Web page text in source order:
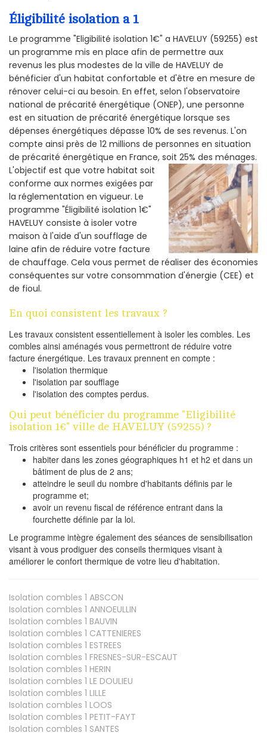
Éligibilité isolation a 1
Le programme "Eligibilité isolation 1€" a HAVELUY (59255) est
un programme mis en place afin de permettre aux
revenus les plus modestes de la ville de HAVELUY de
bénéficier d'un habitat confortable et d'être en mesure de
rénover celui-ci au besoin. En effet, selon l'observatoire
national de précarité énergétique (ONEP), une personne
est en situation de précarité énergétique lorsque ses
dépenses énergétiques dépasse 10% de ses revenus. L'on
compte ainsi près de 12 millions de personnes en situation
de précarité énergétique en France, soit 25% des ménages.
L'objectif est que votre habitat soit
conforme aux normes exigées par
la réglementation en vigueur. Le
programme "Éligibilité isolation 1€"
HAVELUY consiste à isoler votre
maison à l'aide d'un soufflage de
laine afin de réduire votre facture
de chauffage. Cela vous permet de réaliser des économies
conséquentes sur votre consommation d'énergie (CEE) et
de fioul.
En quoi consistent les travaux ?
Les travaux consistent essentiellement à isoler les combles. Les
combles ainsi aménagés vous permettront de réduire votre
facture énergétique. Les travaux prennent en compte :
l'isolation thermique
l'isolation par soufflage
l'isolation des comptes perdus.
Qui peut bénéficier du programme "Eligibilité
isolation 1€" ville de HAVELUY (59255) ?
Trois critères sont essentiels pour bénéficier du programme :
habiter dans les zones géographiques h1 et h2 et dans un
bâtiment de plus de 2 ans;
atteindre le seuil du nombre d'habitants définis par le
programme et;
avoir un revenu fiscal de référence entrant dans la
fourchette définie par la loi.
Le programme intègre également des séances de sensibilisation
visant à vous prodiguer des conseils thermiques visant à
améliorer le confort thermique de votre lieu d'habitation.
Isolation combles 1 ABSCON
Isolation combles 1 ANNOEULLIN
Isolation combles 1 BAUVIN
Isolation combles 1 CATTENIERES
Isolation combles 1 ESTREES
Isolation combles 1 FRESNES-SUR-ESCAUT
Isolation combles 1 HERIN
Isolation combles 1 LE DOULIEU
Isolation combles 1 LILLE
Isolation combles 1 LOOS
Isolation combles 1 PETIT-FAYT
Isolation combles 1 SANTES